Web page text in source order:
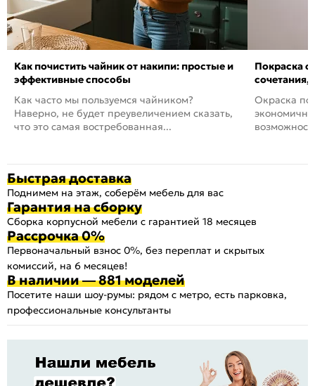
Как почистить чайник от накипи: простые и
эффективные способы
Как часто мы пользуемся чайником?
Наверно, не будет преувеличением сказать,
что это самая востребованная...
Покраска
сочетания,
Окраска
Быстрая доставка
Поднимем на этаж, соберём мебель для вас
Гарантия на сборку
Сборка корпусной мебели с гарантией 18 месяцев
Рассрочка 0%
Первоначальный взнос 0%, без переплат и скрытых
комиссий, на 6 месяцев!
В наличии — 881 моделей
Посетите наши шоу-румы: рядом с метро, есть парковка,
профессиональные консультанты